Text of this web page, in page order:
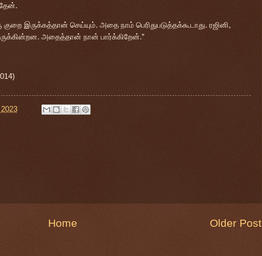
இருக்கத்தான் செய்யும். அதை நாம் பெரிதுபடுத்தக்கூடாது. ரஜினி,
அதைத்தான் நான் பார்க்கிறேன்.”
Older Post
Home